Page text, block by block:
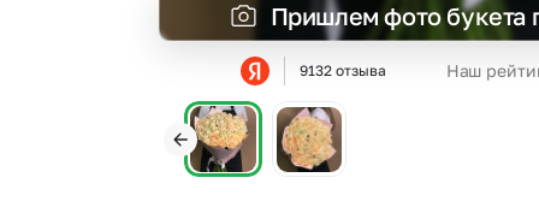
Пришлем фото букета
9132 отзыва Наш